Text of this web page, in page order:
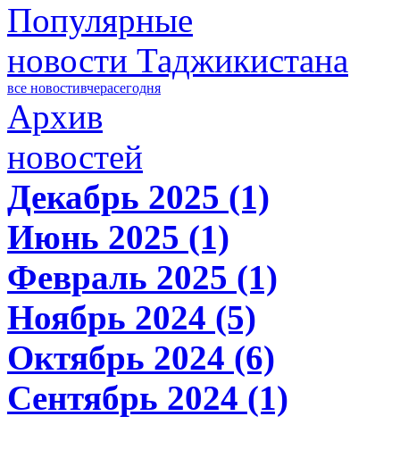
Популярные
новости Таджикистана
все новостивчерасегодня
Архив
новостей
Декабрь 2025 (1)
Июнь 2025 (1)
Февраль 2025 (1)
Ноябрь 2024 (5)
Октябрь 2024 (6)
Сентябрь 2024 (1)